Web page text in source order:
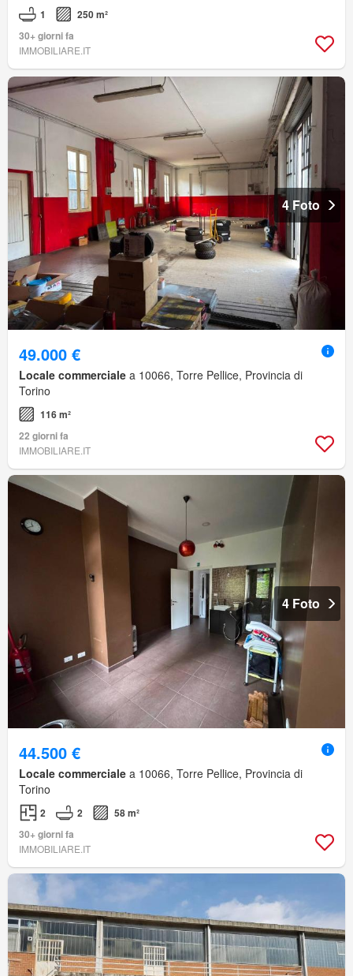
1
250 m²
30+ giorni fa
IMMOBILIARE.IT
4 Foto
49.000 €
Locale commerciale a 10066, Torre Pellice, Provincia di
Torino
116 m²
22 giorni fa
IMMOBILIARE.IT
4 Foto
44.500 €
Locale commerciale a 10066, Torre Pellice, Provincia di
Torino
2 2
58 m²
30+ giorni fa
IMMOBILIARE.IT